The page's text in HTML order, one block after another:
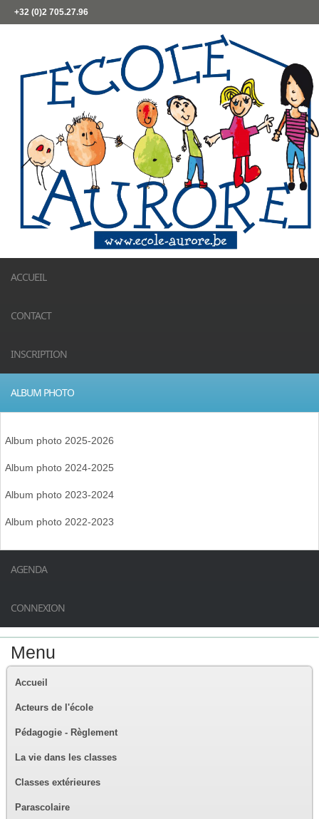
+32 (0)2 705.27.96
ACCUEIL
CONTACT
INSCRIPTION
ALBUM PHOTO
Album photo 2025-2026
Album photo 2024-2025
Album photo 2023-2024
Album photo 2022-2023
AGENDA
CONNEXION
Menu
Accueil
Acteurs de l'école
Pédagogie - Règlement
La vie dans les classes
Classes extérieures
Parascolaire